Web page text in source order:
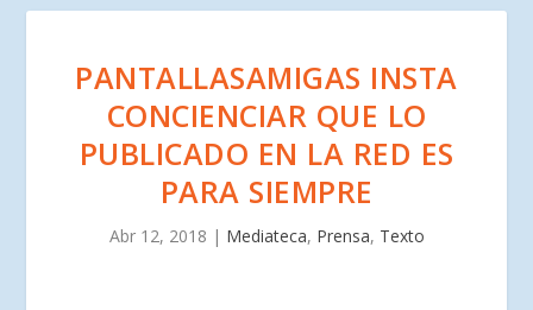
PANTALLASAMIGAS INSTA
CONCIENCIAR QUE LO
PUBLICADO EN LA RED ES
PARA SIEMPRE
Abr 12, 2018 | Mediateca, Prensa, Texto